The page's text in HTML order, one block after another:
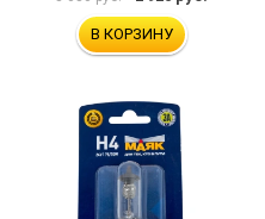
В КОРЗИНУ